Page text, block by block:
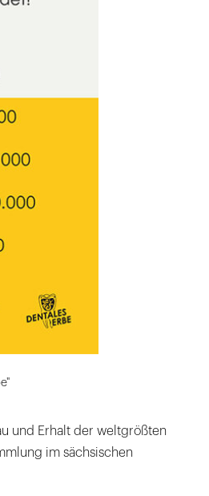
und Erhalt der weltgrößten
im sächsischen